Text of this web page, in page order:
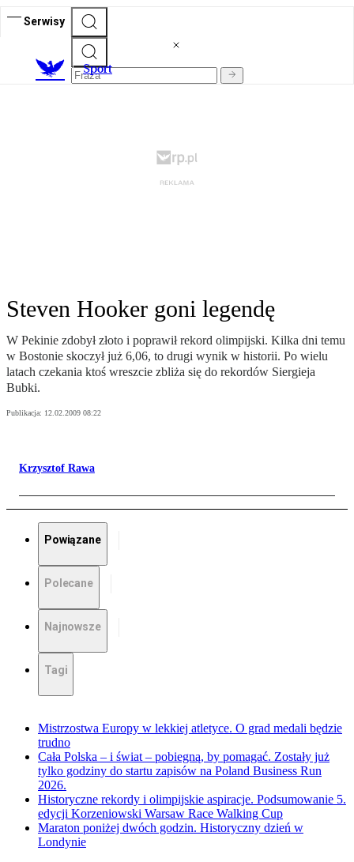
Serwisy
Sport
Steven Hooker goni legendę
W Pekinie zdobył złoto i poprawił rekord olimpijski. Kilka dni temu
w Bostonie skoczył już 6,06, to drugi wynik w historii. Po wielu
latach czekania ktoś wreszcie zbliża się do rekordów Siergieja
Bubki.
Publikacja: 12.02.2009 08:22
Krzysztof Rawa
Powiązane
Polecane
Najnowsze
Tagi
Mistrzostwa Europy w lekkiej atletyce. O grad medali będzie
trudno
Cała Polska – i świat – pobiegną, by pomagać. Zostały już
tylko godziny do startu zapisów na Poland Business Run
2026.
Historyczne rekordy i olimpijskie aspiracje. Podsumowanie 5.
edycji Korzeniowski Warsaw Race Walking Cup
Maraton poniżej dwóch godzin. Historyczny dzień w
Londynie